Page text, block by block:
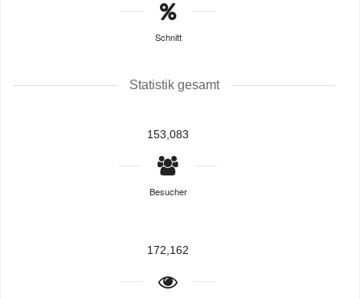
Schnitt
Statistik gesamt
153,083
Besucher
172,162